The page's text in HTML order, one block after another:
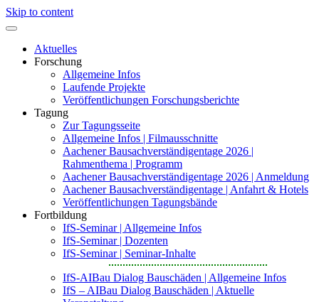
Skip to content
Aktuelles
Forschung
Allgemeine Infos
Laufende Projekte
Veröffentlichungen Forschungsberichte
Tagung
Zur Tagungsseite
Allgemeine Infos | Filmausschnitte
Aachener Bausachverständigentage 2026 |
Rahmenthema | Programm
Aachener Bausachverständigentage 2026 | Anmeldung
Aachener Bausachverständigentage | Anfahrt & Hotels
Veröffentlichungen Tagungsbände
Fortbildung
IfS-Seminar | Allgemeine Infos
IfS-Seminar | Dozenten
IfS-Seminar | Seminar-Inhalte
IfS-AIBau Dialog Bauschäden | Allgemeine Infos
IfS – AIBau Dialog Bauschäden | Aktuelle